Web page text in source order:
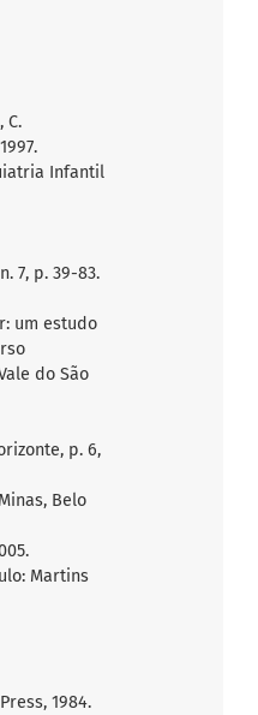
C.
Infantil
7, p. 39-83.
um estudo
do São
p. 6,
Belo
Martins
1984.